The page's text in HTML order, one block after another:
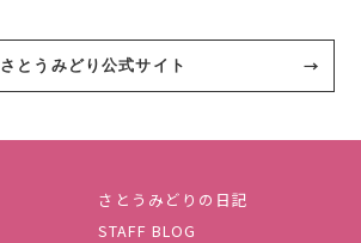
さとうみどり公式サイト
さとうみどりの日記
STAFF BLOG